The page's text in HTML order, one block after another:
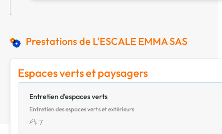
Prestations de L'ESCALE EMMA SAS
Espaces verts et paysagers
Entretien d'espaces verts
Entretien des espaces verts et extérieurs
7